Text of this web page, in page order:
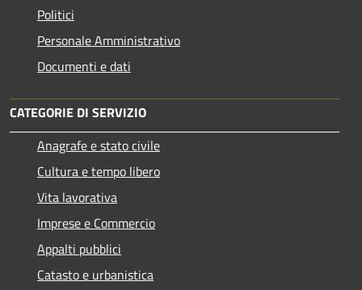
Politici
Personale Amministrativo
Documenti e dati
CATEGORIE DI SERVIZIO
Anagrafe e stato civile
Cultura e tempo libero
Vita lavorativa
Imprese e Commercio
Appalti pubblici
Catasto e urbanistica